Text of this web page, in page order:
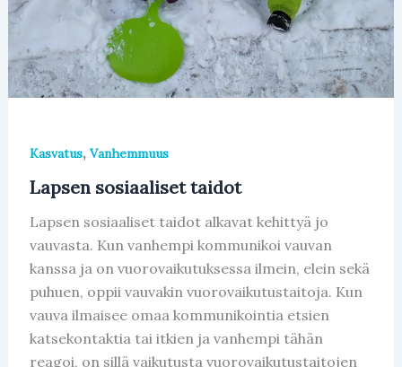
Kasvatus, Vanhemmuus
Lapsen sosiaaliset taidot
Lapsen sosiaaliset taidot alkavat kehittyä jo
vauvasta. Kun vanhempi kommunikoi vauvan
kanssa ja on vuorovaikutuksessa ilmein, elein sekä
puhuen, oppii vauvakin vuorovaikutustaitoja. Kun
vauva ilmaisee omaa kommunikointia etsien
katsekontaktia tai itkien ja vanhempi tähän
reagoi, on sillä vaikutusta vuorovaikutustaitojen